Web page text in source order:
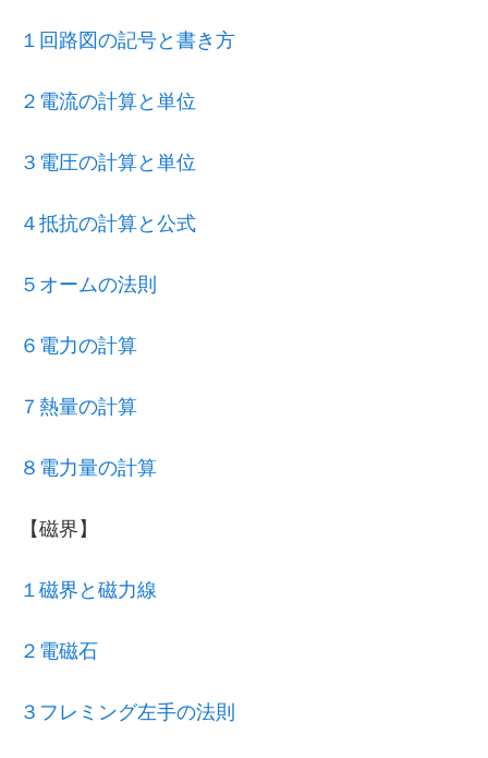
１回路図の記号と書き方
２電流の計算と単位
３電圧の計算と単位
４抵抗の計算と公式
５オームの法則
６電力の計算
７熱量の計算
８電力量の計算
【磁界】
１磁界と磁力線
２電磁石
３フレミング左手の法則